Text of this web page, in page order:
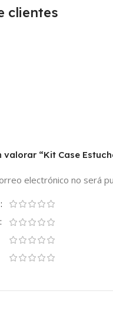
clientes
valorar “Kit Case
electrónico no será